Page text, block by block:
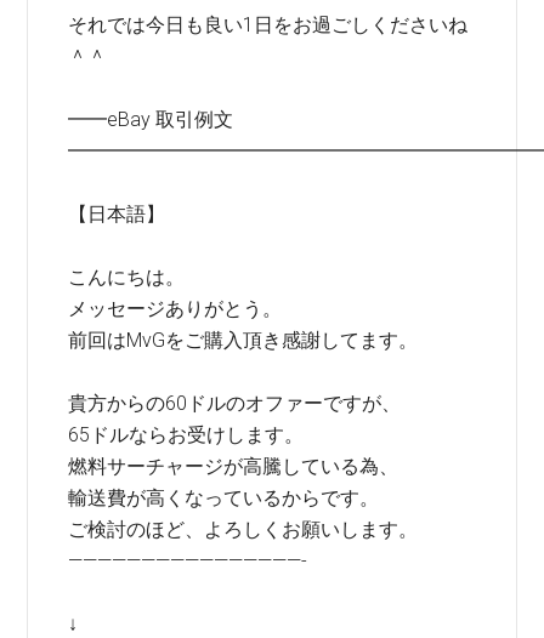
それでは今日も良い1日をお過ごしくださいね
＾＾
━━eBay 取引例文
【日本語】
こんにちは。
メッセージありがとう。
前回はMvGをご購入頂き感謝してます。
貴方からの60ドルのオファーですが、
65ドルならお受けします。
燃料サーチャージが高騰している為、
輸送費が高くなっているからです。
ご検討のほど、よろしくお願いします。
————————————————-
↓